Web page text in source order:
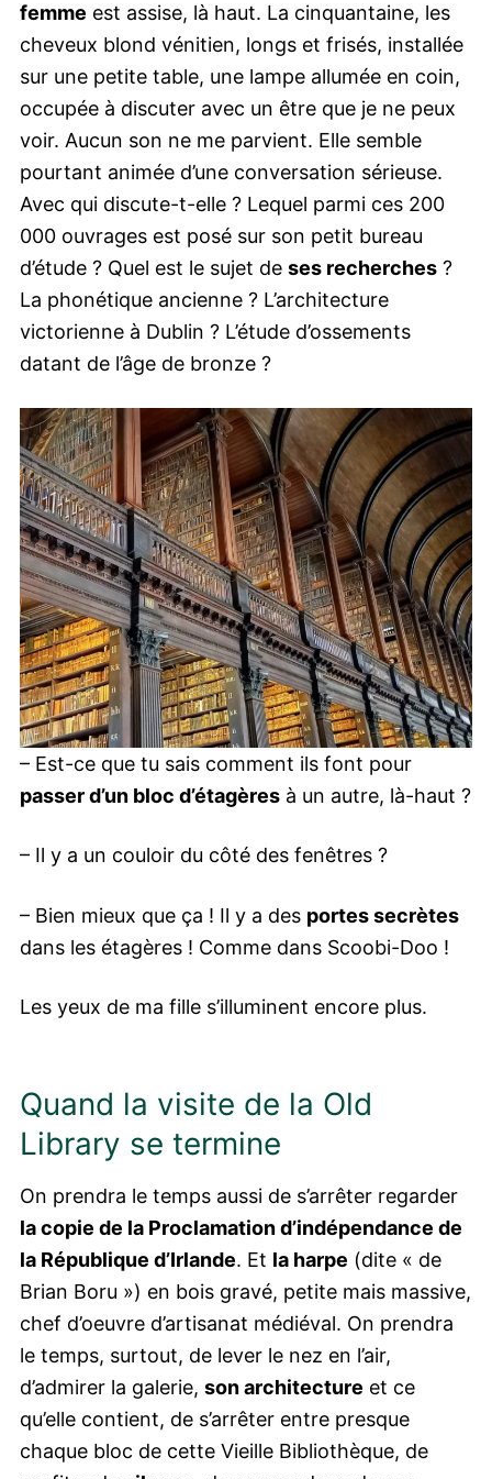
femme est assise, là haut. La cinquantaine, les
cheveux blond vénitien, longs et frisés, installée
sur une petite table, une lampe allumée en coin,
occupée à discuter avec un être que je ne peux
voir. Aucun son ne me parvient. Elle semble
pourtant animée d’une conversation sérieuse.
Avec qui discute-t-elle ? Lequel parmi ces 200
000 ouvrages est posé sur son petit bureau
d’étude ? Quel est le sujet de ses recherches ?
La phonétique ancienne ? L’architecture
victorienne à Dublin ? L’étude d’ossements
datant de l’âge de bronze ?
– Est-ce que tu sais comment ils font pour
passer d’un bloc d’étagères à un autre, là-haut ?
– Il y a un couloir du côté des fenêtres ?
– Bien mieux que ça ! Il y a des portes secrètes
dans les étagères ! Comme dans Scoobi-Doo !
Les yeux de ma fille s’illuminent encore plus.
Quand la visite de la Old
Library se termine
On prendra le temps aussi de s’arrêter regarder
la copie de la Proclamation d’indépendance de
la République d’Irlande. Et la harpe (dite « de
Brian Boru ») en bois gravé, petite mais massive,
chef d’oeuvre d’artisanat médiéval. On prendra
le temps, surtout, de lever le nez en l’air,
d’admirer la galerie, son architecture et ce
qu’elle contient, de s’arrêter entre presque
chaque bloc de cette Vieille Bibliothèque, de